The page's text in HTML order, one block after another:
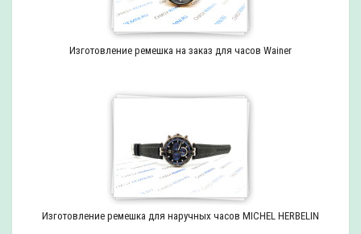
Изготовление ремешка на заказ для часов Wainer
Изготовление ремешка для наручных часов MICHEL HERBELIN